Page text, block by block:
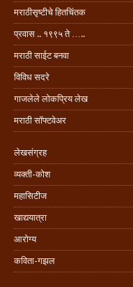
मराठीसृष्टीचे हितचिंतक
प्रवास .. १९९५ ते …..
मराठी साईट बनवा
विविध सदरे
गाजलेले लोकप्रिय लेख
मराठी सॉफ्टवेअर
लेखसंग्रह
व्यक्ती-कोश
महासिटीज
खाद्ययात्रा
आरोग्य
कविता-गझल